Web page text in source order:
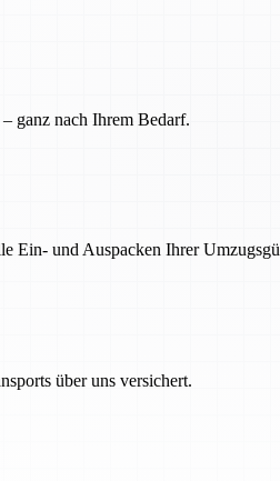
ganz nach Ihrem Bedarf.
Ein- und Auspacken Ihrer
über uns versichert.